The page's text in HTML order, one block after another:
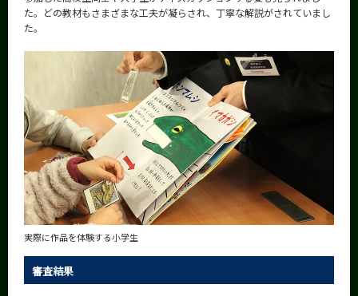
た。どの教材もさまざまな工夫が凝らされ、丁寧な解説がされていまし
た。
実際に作品を体験する小学生
審査結果